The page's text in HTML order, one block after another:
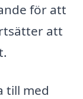
för att
att
till med